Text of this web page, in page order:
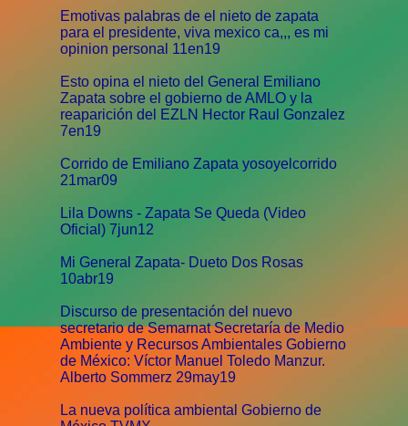
Emotivas palabras de el nieto de zapata
para el presidente, viva mexico ca,,, es mi
opinion personal 11en19
Esto opina el nieto del General Emiliano
Zapata sobre el gobierno de AMLO y la
reaparición del EZLN Hector Raul Gonzalez
7en19
Corrido de Emiliano Zapata yosoyelcorrido
21mar09
Lila Downs - Zapata Se Queda (Video
Oficial) 7jun12
Mi General Zapata- Dueto Dos Rosas
10abr19
Discurso de presentación del nuevo
secretario de Semarnat Secretaría de Medio
Ambiente y Recursos Ambientales Gobierno
de México: Víctor Manuel Toledo Manzur.
Alberto Sommerz 29may19
La nueva política ambiental Gobierno de